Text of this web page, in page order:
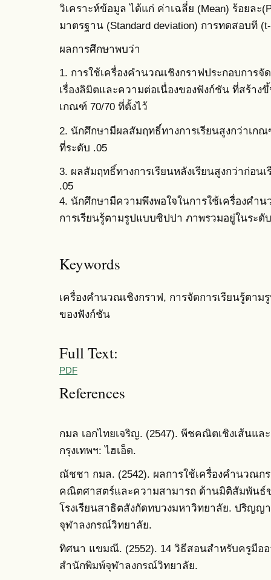
วิเคราะห์ข้อมูล ได้แก่ ค่าเฉลี่ย (Mean) ร้อยละ
มาตรฐาน (Standard deviation) การทดสอบที
ผลการศึกษาพบว่า
1. การใช้เครื่องคำนวณเชิงกราฟประกอบการ
เรื่องลิมิตและความต่อเนื่องของฟังก์ชัน ที่สร้าง
เกณฑ์ 70/70 ที่ตั้งไว้
2. นักศึกษามีผลสัมฤทธิ์ทางการเรียนสูงกว่าเก
ที่ระดับ .05
3. ผลสัมฤทธิ์ทางการเรียนหลังเรียนสูงกว่าก่อ
.05
4. นักศึกษามีความพึงพอใจในการใช้เครื่องคำ
การเรียนรู้ตามรูปแบบซิปปา ภาพรวมอยู่ในระดั
Keywords
เครื่องคำนวณเชิงกราฟ, การจัดการเรียนรู้ตา
ของฟังก์ชัน
Full Text:
PDF
References
กมล เอกไทยเจริญ. (2547). พีชคณิตเชิงเส้นแล
กรุงเทพฯ: ไฮเอ็ด.
ณัชชา กมล. (2542). ผลการใช้เครื่องคำนวณ
คณิตศาสตร์และความสามารถ ด้านมิติสัมพันธ์
โรงเรียนสาธิตสังกัดทบวงมหาวิทยาลัย. ปริญ
จุฬาลงกรณ์วิทยาลัย.
ทิศนา แขมณี. (2552). 14 วิธีสอนสำหรับครูมือ
สำนักพิมพ์จุฬาลงกรณ์วิทยาลัย.